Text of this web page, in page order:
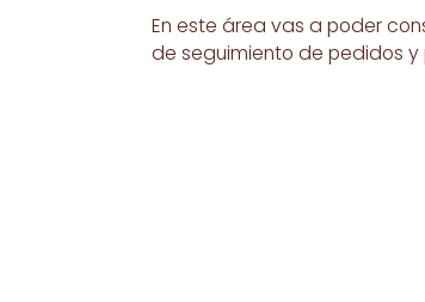
En este área vas a poder
de seguimiento de pedidos y